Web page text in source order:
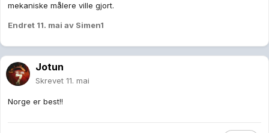
mekaniske målere ville gjort.
Endret 11. mai av Simen1
Jotun
Skrevet 11. mai
Norge er best!!